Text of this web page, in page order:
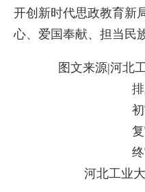
开创新时代思政教育新
心、爱国奉献、担当民
图文来源|河北
河北工业